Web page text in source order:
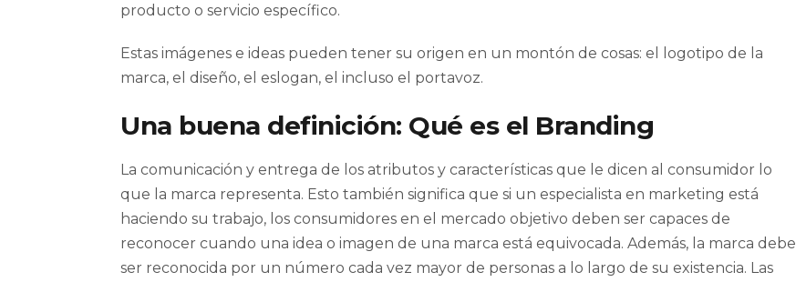
producto o servicio específico.
Estas imágenes e ideas pueden tener su origen en un montón de cosas: el logotipo de la
marca, el diseño, el eslogan, el incluso el portavoz.
Una buena definición: Qué es el Branding
La comunicación y entrega de los atributos y características que le dicen al consumidor lo
que la marca representa. Esto también significa que si un especialista en marketing está
haciendo su trabajo, los consumidores en el mercado objetivo deben ser capaces de
reconocer cuando una idea o imagen de una marca está equivocada. Además, la marca debe
ser reconocida por un número cada vez mayor de personas a lo largo de su existencia. Las